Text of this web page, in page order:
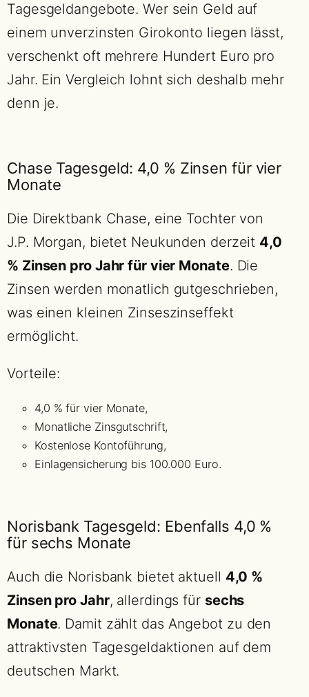
Tagesgeldangebote. Wer sein Geld auf
einem unverzinsten Girokonto liegen lässt,
verschenkt oft mehrere Hundert Euro pro
Jahr. Ein Vergleich lohnt sich deshalb mehr
denn je.
Chase Tagesgeld: 4,0 % Zinsen für vier
Monate
Die Direktbank Chase, eine Tochter von
J.P. Morgan, bietet Neukunden derzeit 4,0
% Zinsen pro Jahr für vier Monate. Die
Zinsen werden monatlich gutgeschrieben,
was einen kleinen Zinseszinseffekt
ermöglicht.
Vorteile:
4,0 % für vier Monate,
Monatliche Zinsgutschrift,
Kostenlose Kontoführung,
Einlagensicherung bis 100.000 Euro.
Norisbank Tagesgeld: Ebenfalls 4,0 %
für sechs Monate
Auch die Norisbank bietet aktuell 4,0 %
Zinsen pro Jahr, allerdings für sechs
Monate. Damit zählt das Angebot zu den
attraktivsten Tagesgeldaktionen auf dem
deutschen Markt.